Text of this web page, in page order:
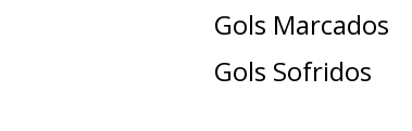
Gols Marcados
Gols Sofridos